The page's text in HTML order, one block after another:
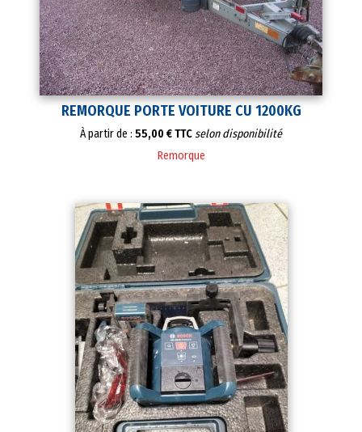
REMORQUE PORTE VOITURE CU 1200KG
À partir de : 55,00 € TTCselon disponibilité
Remorque